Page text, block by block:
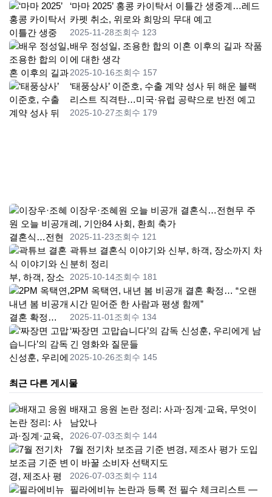
‘마마 2025’ 홍콩 카이탁서 이틀간 생중계…레드
카펫 취소, 위로와 희망의 무대 예고
2025-11-28조회수 123
배우 정성일, 조용한 합의 이혼 이후의 길과 작품
에 대한 생각
2025-10-16조회수 157
‘태풍상사’ 이준호, 수출 계약 성사 뒤 해운 블랙
리스트 직격탄…미국·유럽 공략으로 반전 예고
2025-10-27조회수 179
이장우·조혜원 오늘 비공개 결혼식…전현무 주
례, 기안84 사회, 환희 축가
2025-11-23조회수 121
곽튜브 결혼식 이야기와 신부, 하객, 장소까지 차
분히 정리
2025-10-14조회수 181
2PM 옥택연, 내년 봄 비공개 결혼 확정… “오랜
시간 믿어준 한 사람과 평생 함께”
2025-11-01조회수 134
‘짜장면 고맙습니다’의 감독 신성훈, 우리에게 남
긴 영화와 질문들
2025-10-26조회수 145
최근 다른 게시물
배재고 응원 논란 정리: 사과·징계·교육, 무엇이
남았나
2026-07-03조회수 144
7월 전기차 보조금 기준 변경, 제조사 평가 도입
이 바꿀 소비자 선택지도
2026-07-03조회수 114
필라에비뉴 논란과 등록 전 필수 체크리스트 —